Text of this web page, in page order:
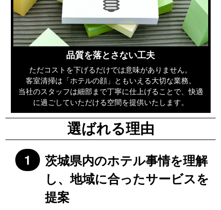
品質を落とさない工夫
ただコストを下げるだけでは意味がありません。
客室清掃は「ホテルの顔」ともいえる大切な業務。
当社のスタッフは細部まで丁寧に仕上げることで、快適
に過ごしていただける空間を提供いたします。
選ばれる理由
茨城県内のホテル事情を理解
し、地域に合ったサービスを
提案